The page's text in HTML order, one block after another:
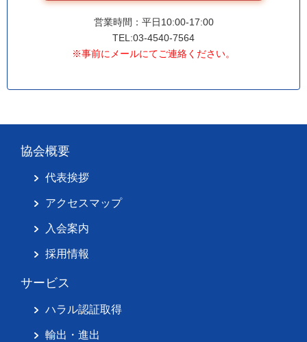
営業時間：平日10:00-17:00
TEL:03-4540-7564
※事前にメールにてご連絡ください。
協会概要
代表挨拶
アクセスマップ
入会案内
採用情報
サービス
ハラル認証取得
輸出・進出